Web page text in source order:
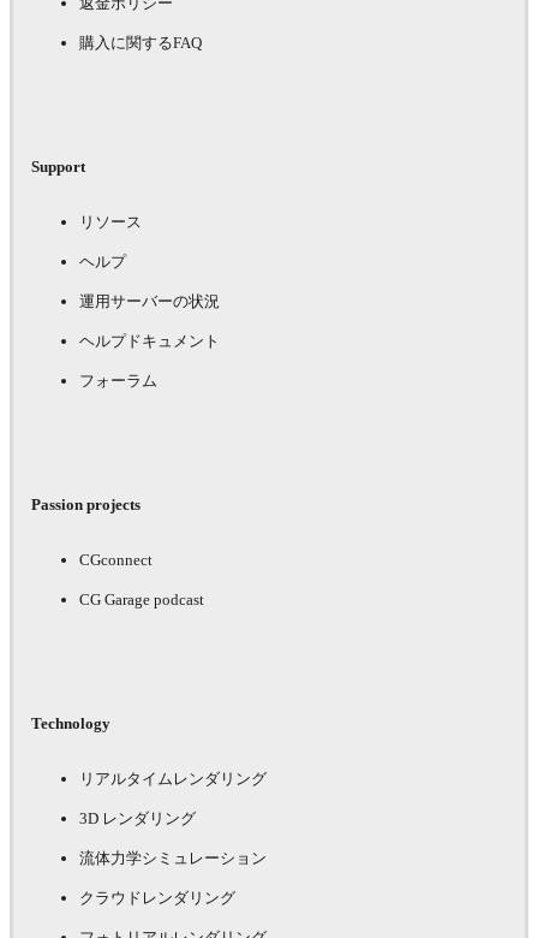
購入に関するFAQ
Support
リソース
ヘルプ
運用サーバーの状況
ヘルプドキュメント
フォーラム
Passion projects
CGconnect
CG Garage podcast
Technology
リアルタイムレンダリング
3D レンダリング
流体力学シミュレーション
クラウドレンダリング